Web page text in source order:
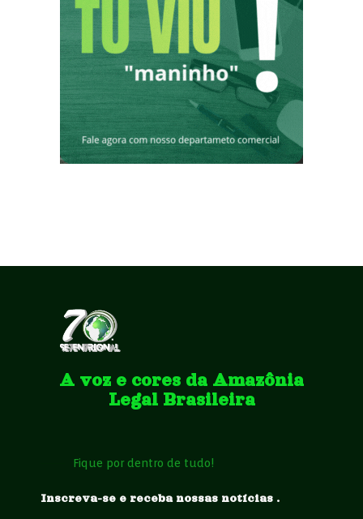
A voz e cores da Amazônia
Legal Brasileira
Fique por dentro de tudo!
Inscreva-se e receba nossas notícias .